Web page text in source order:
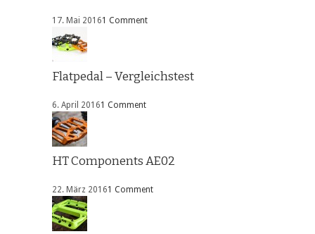
17. Mai 20161 Comment
Flatpedal – Vergleichstest
6. April 20161 Comment
HT Components AE02
22. März 20161 Comment